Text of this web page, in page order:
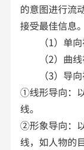
的意图进行流
接受最佳信息
（1）单向
（2）曲线
（3）导向
①线形导向：
线。
②形象导向：
线，如人物的